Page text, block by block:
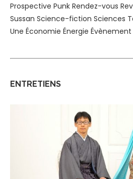
Prospective Punk Rendez-vous
Sussan Science-fiction Sciences
Une Économie Énergie Évènement
ENTRETIENS